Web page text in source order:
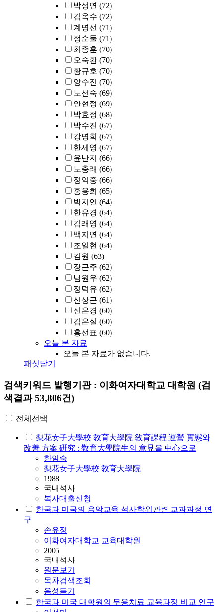
박성연 (72)
김옥수 (72)
계명선 (71)
정순둘 (71)
최종훈 (70)
오숙환 (70)
황규호 (70)
양수진 (70)
노선숙 (69)
안현정 (69)
박효정 (68)
박수진 (67)
강명희 (67)
한세영 (67)
윤난지 (66)
노충래 (66)
정익중 (66)
홍용희 (65)
박지연 (64)
한유경 (64)
김래영 (64)
백지연 (64)
조일현 (64)
김원 (63)
장근주 (62)
남원우 (62)
정덕유 (62)
신상근 (61)
신은경 (60)
김은실 (60)
홍선표 (60)
오늘 본 자료
오늘 본 자료가 없습니다.
패싯닫기
검색키워드 발행기관 : 이화여자대학교 대학원 (검
색결과 53,806건)
전체선택
梨花女子大學校 敎育大學院 敎育課程 運營 實態와
改善 方案 硏究 : 敎育大學院生의 意見을 中心으로
한임숙
梨花女子大學校 敎育大學院
1988
국내석사
복사대출신청
한국과 미국의 음악교육 석사학위관련 교과과정 연
구
손유정
이화여자대학교 교육대학원
2005
국내석사
원문보기
목차검색조회
음성듣기
한국과 미국 대학원의 무용치료 교육과정 비교 연구